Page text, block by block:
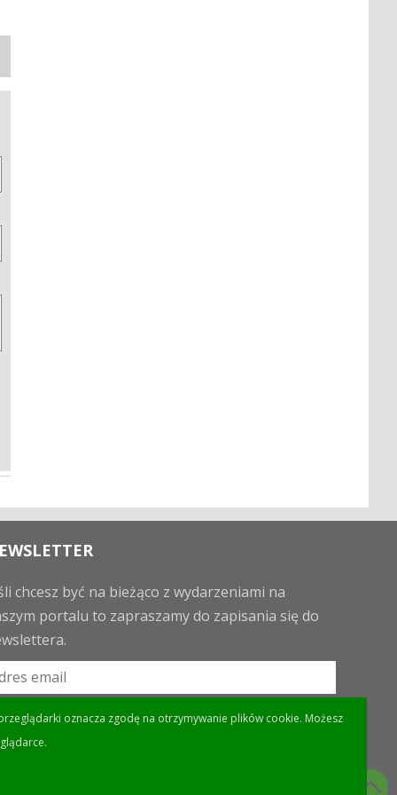
chcesz być na bieżąco z wydarzeniami na
portalu to zapraszamy do zapisania się do
oznacza zgodę na otrzymywanie plików cookie. Możesz